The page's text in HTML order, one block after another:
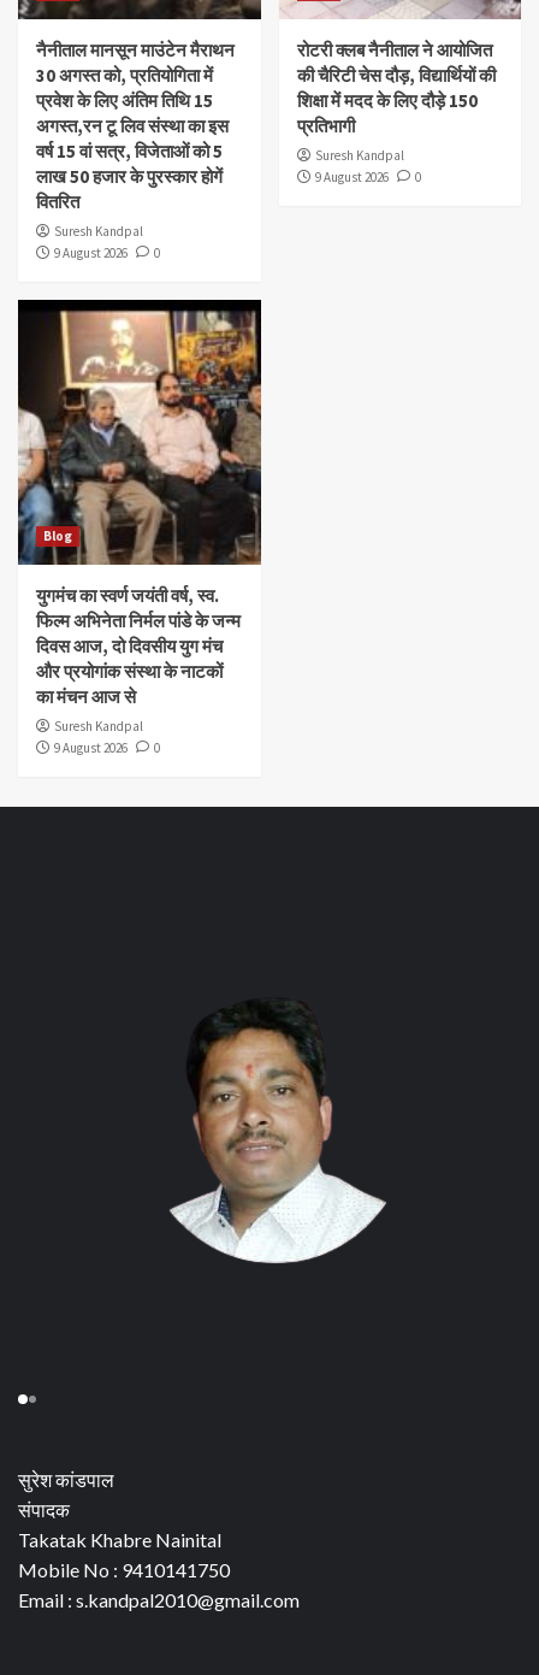
नैनीताल मानसून माउंटेन मैराथन
30 अगस्त को, प्रतियोगिता में
प्रवेश के लिए अंतिम तिथि 15
अगस्त,रन टू लिव संस्था का इस
वर्ष 15 वां सत्र, विजेताओं को 5
लाख 50 हजार के पुरस्कार होगें
वितरित
Suresh Kandpal
9 August 2026
0
रोटरी क्लब नैनीताल ने आयोजित
की चैरिटी चेस दौड़, विद्यार्थियों की
शिक्षा में मदद के लिए दौड़े 150
प्रतिभागी
Suresh Kandpal
9 August 2026
0
Blog
युगमंच का स्वर्ण जयंती वर्ष, स्व.
फिल्म अभिनेता निर्मल पांडे के जन्म
दिवस आज, दो दिवसीय युग मंच
और प्रयोगांक संस्था के नाटकों
का मंचन आज से
Suresh Kandpal
9 August 2026
0
सुरेश कांडपाल
संपादक
Takatak Khabre Nainital
Mobile No : 9410141750
Email : s.kandpal2010@gmail.com